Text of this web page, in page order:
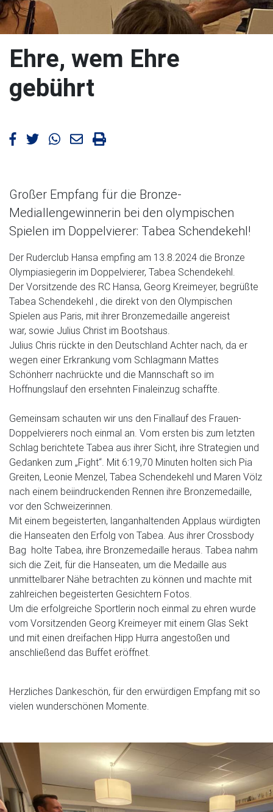
Ehre, wem Ehre
gebührt
Artikel bei Facebook teilen
Artikel bei Twitter teilen
Artikel bei WhatsApp teilen
Artikel mailen
Artikel drucken
Großer Empfang für die Bronze-
Mediallengewinnerin bei den olympischen
Spielen im Doppelvierer: Tabea Schendekehl!
Der Ruderclub Hansa empfing am 13.8.2024 die Bronze
Olympiasiegerin im Doppelvierer, Tabea Schendekehl.
Der Vorsitzende des RC Hansa, Georg Kreimeyer, begrüßte
Tabea Schendekehl , die direkt von den Olympischen
Spielen aus Paris, mit ihrer Bronzemedaille angereist
war, sowie Julius Christ im Bootshaus.
Julius Chris rückte in den Deutschland Achter nach, da er
wegen einer Erkrankung vom Schlagmann Mattes
Schönherr nachrückte und die Mannschaft so im
Hoffnungslauf den ersehnten Finaleinzug schaffte.
Gemeinsam schauten wir uns den Finallauf des Frauen-
Doppelvierers noch einmal an. Vom ersten bis zum letzten
Schlag berichtete Tabea aus ihrer Sicht, ihre Strategien und
Gedanken zum „Fight“. Mit 6:19,70 Minuten holten sich Pia
Greiten, Leonie Menzel, Tabea Schendekehl und Maren Völz
nach einem beiindruckenden Rennen ihre Bronzemedaille,
vor den Schweizerinnen.
Mit einem begeisterten, langanhaltenden Applaus würdigten
die Hanseaten den Erfolg von Tabea. Aus ihrer Crossbody
Bag holte Tabea, ihre Bronzemedaille heraus. Tabea nahm
sich die Zeit, für die Hanseaten, um die Medaille aus
unmittelbarer Nähe betrachten zu können und machte mit
zahlreichen begeisterten Gesichtern Fotos.
Um die erfolgreiche Sportlerin noch einmal zu ehren wurde
vom Vorsitzenden Georg Kreimeyer mit einem Glas Sekt
und mit einen dreifachen Hipp Hurra angestoßen und
anschließend das Buffet eröffnet.
Herzliches Dankeschön, für den erwürdigen Empfang mit so
vielen wunderschönen Momente.